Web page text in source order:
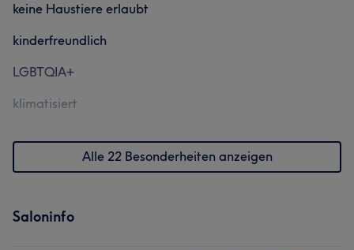
keine Haustiere erlaubt
kinderfreundlich
LGBTQIA+
klimatisiert
Alle 22 Besonderheiten anzeigen
Saloninfo